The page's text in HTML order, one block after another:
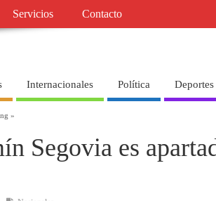
Servicios Contacto
Internacionales Política Deportes
»
Segovia es